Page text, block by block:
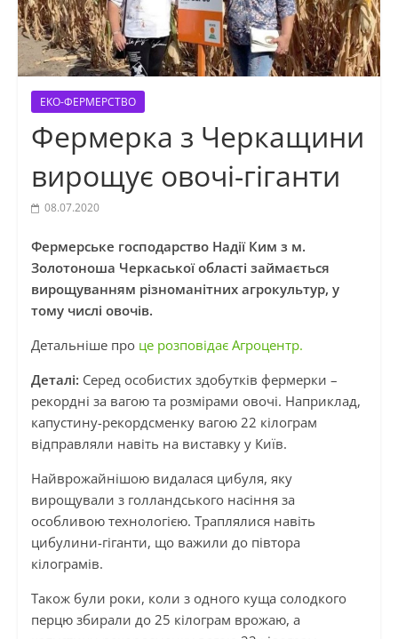
ЕКО-ФЕРМЕРСТВО
Фермерка з Черкащини
вирощує овочі-гіганти
08.07.2020
Фермерське господарство Надії Ким з м.
Золотоноша Черкаської області займається
вирощуванням різноманітних агрокультур, у
тому числі овочів.
Детальніше про це розповідає Агроцентр.
Деталі: Серед особистих здобутків фермерки –
рекордні за вагою та розмірами овочі. Наприклад,
капустину-рекордсменку вагою 22 кілограм
відправляли навіть на виставку у Київ.
Найврожайнішою видалася цибуля, яку
вирощували з голландського насіння за
особливою технологією. Траплялися навіть
цибулини-гіганти, що важили до півтора
кілограмів.
Також були роки, коли з одного куща солодкого
перцю збирали до 25 кілограм врожаю, а